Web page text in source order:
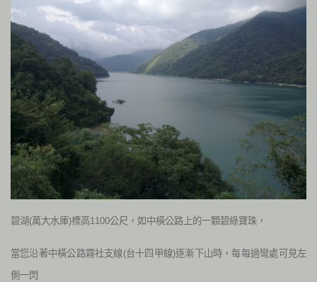
碧湖(萬大水庫)標高1100公尺，如中橫公路上的一顆碧綠寶珠，
當您沿著中橫公路霧社支線 (台十四甲線)逐漸下山時，每每過彎處可見左
側一閃